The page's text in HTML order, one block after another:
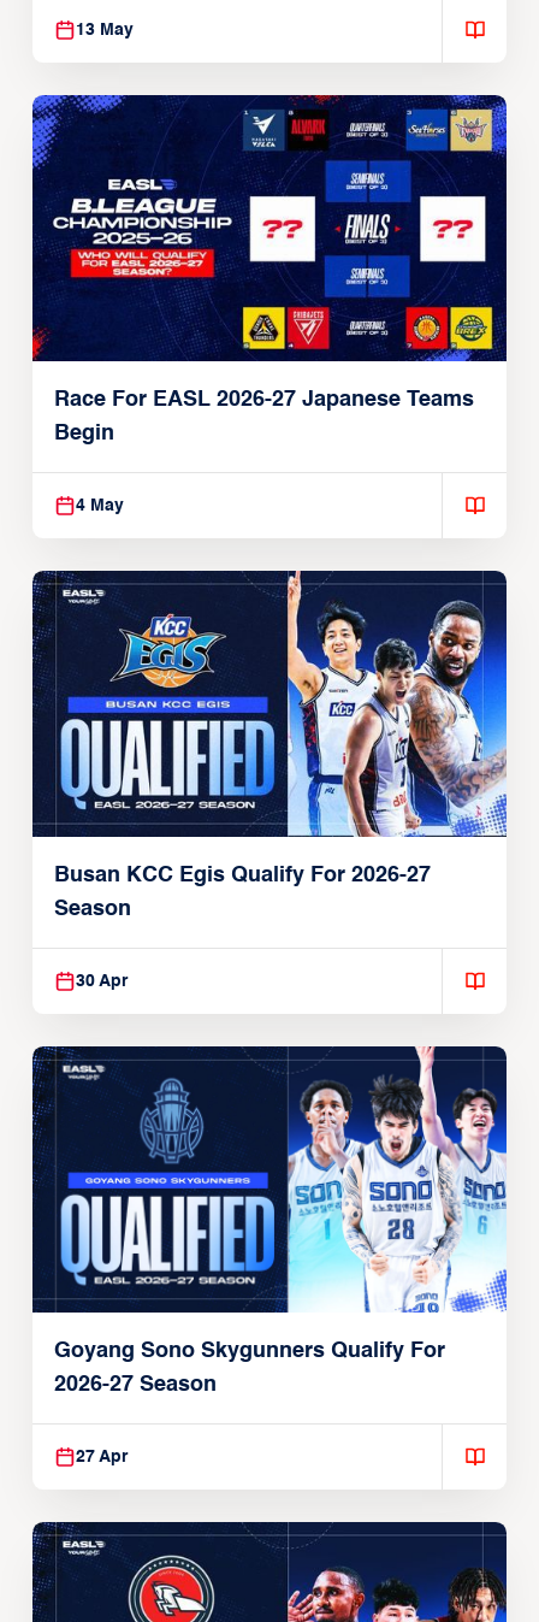
13 May
Race For EASL 2026-27 Japanese Teams
Begin
4 May
Busan KCC Egis Qualify For 2026-27
Season
30 Apr
Goyang Sono Skygunners Qualify For
2026-27 Season
27 Apr